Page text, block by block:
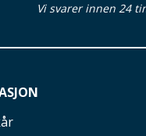
Vi svarer innen 24